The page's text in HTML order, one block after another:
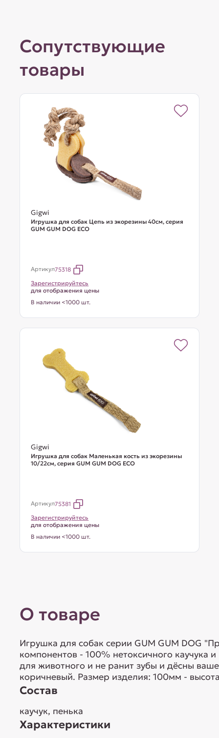
Сопутствующие
товары
Gigwi
Игрушка для собак Цепь из экорезины 40см, серия
GUM GUM DOG ECO
Артикул75318
Зарегистрируйтесь
для отображения цены
В наличии <1000 шт.
Gigwi
Игрушка для собак Маленькая кость из экорезины
10/22см, серия GUM GUM DOG ECO
Артикул75381
Зарегистрируйтесь
для отображения цены
В наличии <1000 шт.
О товаре
Игрушка для собак серии GUM GUM DOG
компонентов - 100% нетоксичного каучука
для животного и не ранит зубы и дёсны
коричневый. Размер изделия: 100мм -
Состав
каучук, пенька
Характеристики